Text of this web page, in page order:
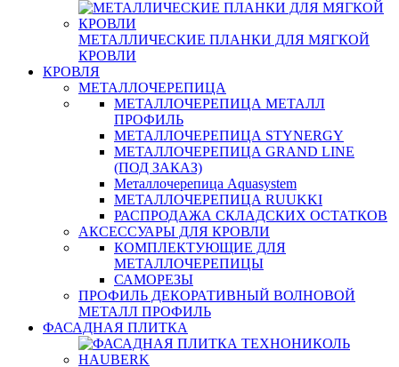
МЕТАЛЛИЧЕСКИЕ ПЛАНКИ ДЛЯ МЯГКОЙ
КРОВЛИ
КРОВЛЯ
МЕТАЛЛОЧЕРЕПИЦА
МЕТАЛЛОЧЕРЕПИЦА МЕТАЛЛ
ПРОФИЛЬ
МЕТАЛЛОЧЕРЕПИЦА STYNERGY
МЕТАЛЛОЧЕРЕПИЦА GRAND LINE
(ПОД ЗАКАЗ)
Металлочерепица Aquasystem
МЕТАЛЛОЧЕРЕПИЦА RUUKKI
РАСПРОДАЖА СКЛАДСКИХ ОСТАТКОВ
АКСЕССУАРЫ ДЛЯ КРОВЛИ
КОМПЛЕКТУЮЩИЕ ДЛЯ
МЕТАЛЛОЧЕРЕПИЦЫ
САМОРЕЗЫ
ПРОФИЛЬ ДЕКОРАТИВНЫЙ ВОЛНОВОЙ
МЕТАЛЛ ПРОФИЛЬ
ФАСАДНАЯ ПЛИТКА